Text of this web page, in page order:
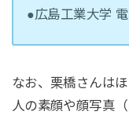
●広島工業大学
なお、栗橋さんは
人の素顔や顔写真